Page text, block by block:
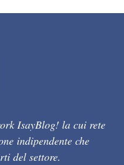
IsayBlog! la cui rete
indipendente che
del settore.